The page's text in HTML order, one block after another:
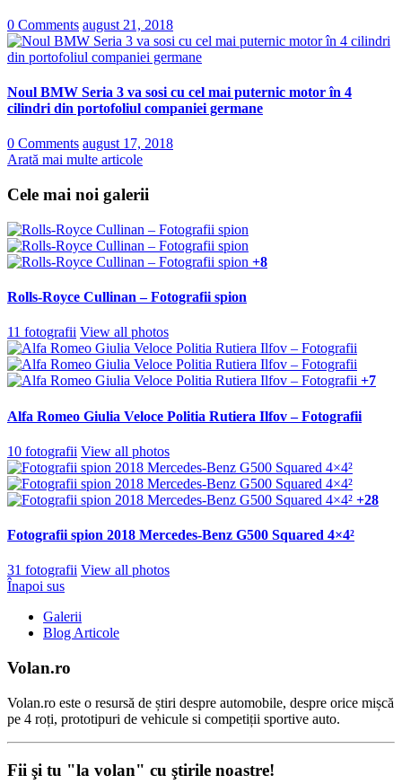
0 Comments august 21, 2018
Noul BMW Seria 3 va sosi cu cel mai puternic motor în 4
cilindri din portofoliul companiei germane
0 Comments august 17, 2018
Arată mai multe articole
Cele mai noi galerii
+8
Rolls-Royce Cullinan – Fotografii spion
11 fotografii View all photos
+7
Alfa Romeo Giulia Veloce Politia Rutiera Ilfov – Fotografii
10 fotografii View all photos
+28
Fotografii spion 2018 Mercedes-Benz G500 Squared 4×4²
31 fotografii View all photos
Înapoi sus
Galerii
Blog Articole
Volan.ro
Volan.ro este o resursă de știri despre automobile, despre orice mișcă
pe 4 roți, prototipuri de vehicule si competiții sportive auto.
Fii şi tu "la volan" cu ştirile noastre!